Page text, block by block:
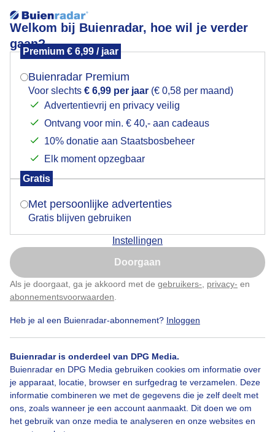
Welkom bij Buienradar, hoe wil je verder
gaan?
Premium € 6,99 / jaar
Buienradar Premium
Voor slechts € 6,99 per jaar (€ 0,58 per maand)
Advertentievrij en privacy veilig
Ontvang voor min. € 40,- aan cadeaus
10% donatie aan Staatsbosbeheer
Elk moment opzegbaar
Gratis
Met persoonlijke advertenties
Gratis blijven gebruiken
Instellingen
Doorgaan
Als je doorgaat, ga je akkoord met de gebruikers- privacy- en
abonnementsvoorwaarden
Heb je al een Buienradar-abonnement? Inloggen
Buienradar is onderdeel van DPG Media.
Buienradar en DPG Media gebruiken cookies om informatie over
je apparaat, locatie, browser en surfgedrag te verzamelen. Deze
informatie combineren we met de gegevens die je zelf deelt met
ons, zoals wanneer je een account aanmaakt. Dit doen we om
het gebruik van onze media te analyseren en onze websites en
Regenboog tijdens zonsondergang
Door: Kees Jak Gemaakt: 10-06-2026, 70x bekeken
Regenboog Wolken
Bekijk slideshow
Mogen we je locatie gebruiken voor het
Indien je hier nog geen akkoord op hebt gegeven,
verschijnt er zo een pop-up uit je browser waarin
Is goed, toon de popup
Nu niet, misschien later
Klik hierom dit aan te passen